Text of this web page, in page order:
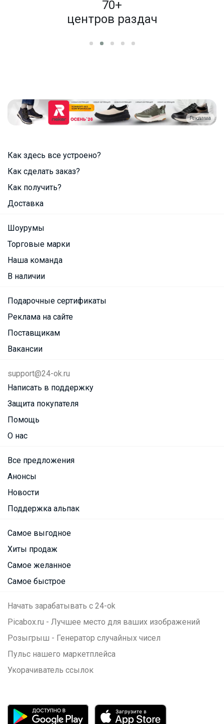
70+
центров раздач
Реклама
Как здесь все устроено?
Как сделать заказ?
Как получить?
Доставка
Шоурумы
Торговые марки
Наша команда
В наличии
Подарочные сертификаты
Реклама на сайте
Поставщикам
Вакансии
support@24-ok.ru
Написать в поддержку
Защита покупателя
Помощь
О нас
Все предложения
Анонсы
Новости
Поддержка альпак
Самое выгодное
Хиты продаж
Самое желанное
Самое быстрое
Начать зарабатывать с 24-ok
Picabox.ru - Лучшее место для ваших изображений
Розыгрыш - Генератор случайных чисел
Пульс нашего маркетплейса
Укорачиватель ссылок